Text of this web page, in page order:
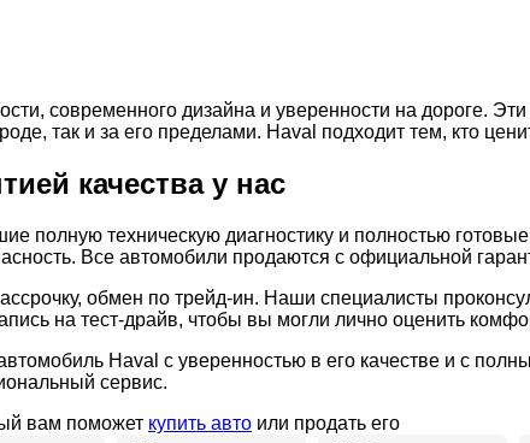
современного дизайна и уверенности на дороге.
так и за его пределами. Haval подходит тем, кто
качества у нас
полную техническую диагностику и полностью
Все автомобили продаются с официальной
обмен по трейд-ин. Наши специалисты
на тест-драйв, чтобы вы могли лично оценить
Haval с уверенностью в его качестве и с
сервис.
вам поможет купить авто или продать его